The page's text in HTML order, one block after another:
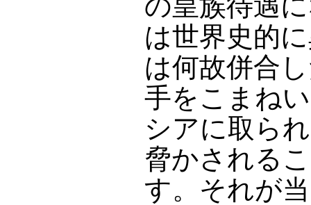
は世界史的
は何故併合
手をこまね
シアに取ら
脅かされる
す。それが